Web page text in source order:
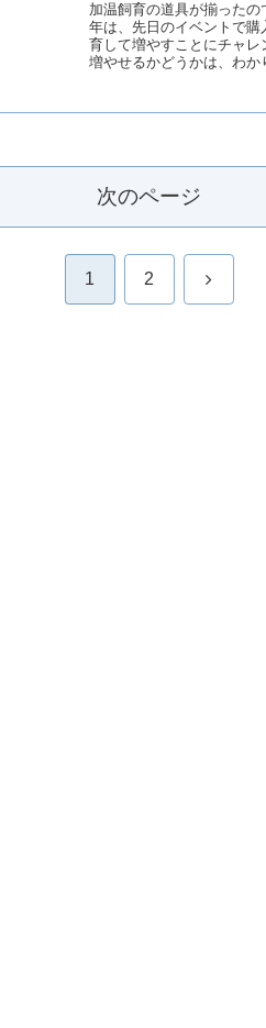
加温飼育の道具が揃った
年は、先日のイベントで
育して増やすことにチャ
増やせるかどうかは、わ
次のページ
1 2 次